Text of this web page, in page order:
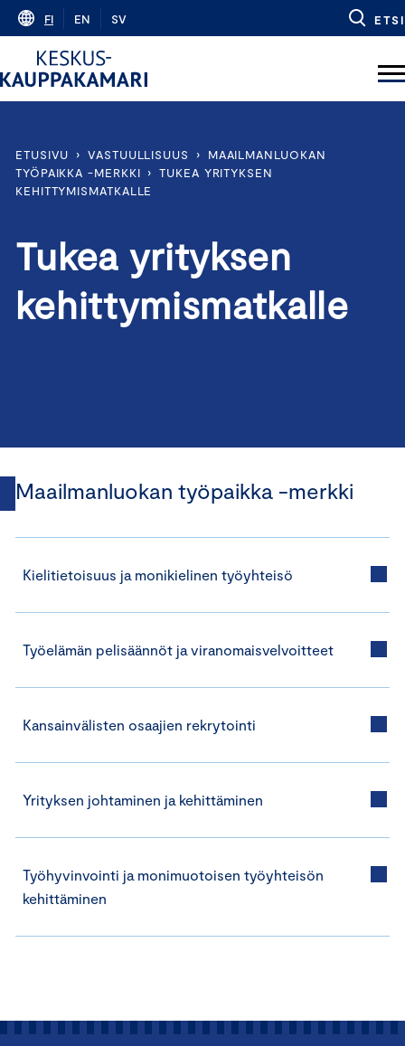
Skip
content
FI EN SV ETSI
ETUSIVU › VASTUULLISUUS ›
MAAILMANLUOKAN
TYÖPAIKKA -MERKKI › TUKEA YRITYKSEN
KEHITTYMISMATKALLE
Tukea yrityksen
kehittymismatkalle
Maailmanluokan työpaikka -merkki
Kielitietoisuus ja monikielinen työyhteisö
Työelämän pelisäännöt ja viranomaisvelvoitteet
Kansainvälisten osaajien rekrytointi
Yrityksen johtaminen ja kehittäminen
Työhyvinvointi ja monimuotoisen työyhteisön
kehittäminen